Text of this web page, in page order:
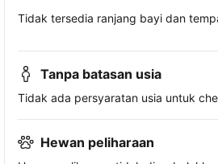
Tidak tersedia ranjang bayi dan
Tanpa batasan usia
Tidak ada persyaratan usia untuk
Hewan peliharaan